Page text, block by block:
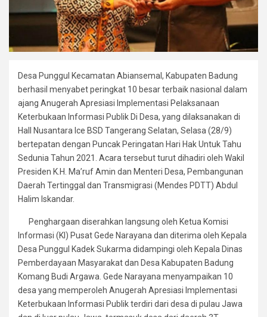
Desa Punggul Kecamatan Abiansemal, Kabupaten Badung
berhasil menyabet peringkat 10 besar terbaik nasional dalam
ajang Anugerah Apresiasi Implementasi Pelaksanaan
Keterbukaan Informasi Publik Di Desa, yang dilaksanakan di
Hall Nusantara Ice BSD Tangerang Selatan, Selasa (28/9)
bertepatan dengan Puncak Peringatan Hari Hak Untuk Tahu
Sedunia Tahun 2021. Acara tersebut turut dihadiri oleh Wakil
Presiden K.H. Ma’ruf Amin dan Menteri Desa, Pembangunan
Daerah Tertinggal dan Transmigrasi (Mendes PDTT) Abdul
Halim Iskandar.
Penghargaan diserahkan langsung oleh Ketua Komisi
Informasi (KI) Pusat Gede Narayana dan diterima oleh Kepala
Desa Punggul Kadek Sukarma didampingi oleh Kepala Dinas
Pemberdayaan Masyarakat dan Desa Kabupaten Badung
Komang Budi Argawa. Gede Narayana menyampaikan 10
desa yang memperoleh Anugerah Apresiasi Implementasi
Keterbukaan Informasi Publik terdiri dari desa di pulau Jawa